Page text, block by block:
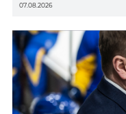
07.08.2026